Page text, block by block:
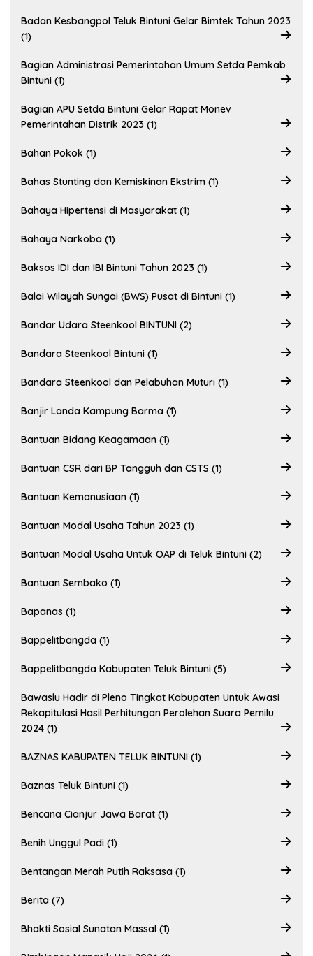
Badan Kesbangpol Teluk Bintuni Gelar Bimtek Tahun 2023
(1)
Bagian Administrasi Pemerintahan Umum Setda Pemkab
Bintuni (1)
Bagian APU Setda Bintuni Gelar Rapat Monev
Pemerintahan Distrik 2023 (1)
Bahan Pokok (1)
Bahas Stunting dan Kemiskinan Ekstrim (1)
Bahaya Hipertensi di Masyarakat (1)
Bahaya Narkoba (1)
Baksos IDI dan IBI Bintuni Tahun 2023 (1)
Balai Wilayah Sungai (BWS) Pusat di Bintuni (1)
Bandar Udara Steenkool BINTUNI (2)
Bandara Steenkool Bintuni (1)
Bandara Steenkool dan Pelabuhan Muturi (1)
Banjir Landa Kampung Barma (1)
Bantuan Bidang Keagamaan (1)
Bantuan CSR dari BP Tangguh dan CSTS (1)
Bantuan Kemanusiaan (1)
Bantuan Modal Usaha Tahun 2023 (1)
Bantuan Modal Usaha Untuk OAP di Teluk Bintuni (2)
Bantuan Sembako (1)
Bapanas (1)
Bappelitbangda (1)
Bappelitbangda Kabupaten Teluk Bintuni (5)
Bawaslu Hadir di Pleno Tingkat Kabupaten Untuk Awasi
Rekapitulasi Hasil Perhitungan Perolehan Suara Pemilu
2024 (1)
BAZNAS KABUPATEN TELUK BINTUNI (1)
Baznas Teluk Bintuni (1)
Bencana Cianjur Jawa Barat (1)
Benih Unggul Padi (1)
Bentangan Merah Putih Raksasa (1)
Berita (7)
Bhakti Sosial Sunatan Massal (1)